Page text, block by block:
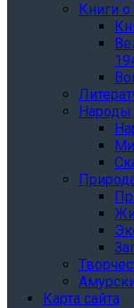
Книги
Народы
Карта сайта